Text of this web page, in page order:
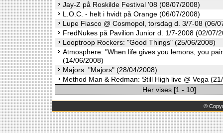
Jay-Z på Roskilde Festival '08 (08/07/2008)
L.O.C. - helt i hvidt på Orange (06/07/2008)
Lupe Fiasco @ Cosmopol, torsdag d. 3/7-08 (06/
FredNukes på Pavilion Junior d. 1/7-2008 (02/07/
Looptroop Rockers: "Good Things" (25/06/2008)
Atmosphere: "When life gives you lemons, you
(14/06/2008)
Majors: "Majors" (28/04/2008)
Method Man & Redman: Still High live @ Vega
Her vises [1 - 10]
©